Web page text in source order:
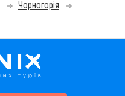
Чорногорія